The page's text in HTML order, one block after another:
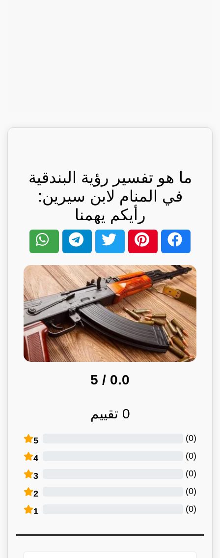
ما هو تفسير رؤية البندقية
في المنام لابن سيرين:
رأيكم يهمنا
0.0
/ 5
0 تقييم
5 (
0
)
4 (
0
)
3 (
0
)
2 (
0
)
1 (
0
)